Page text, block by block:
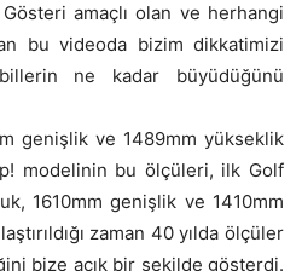
amaçlı olan ve herhangi
bu videoda bizim dikkatimizi
ne kadar büyüdüğünü
genişlik ve 1489mm yükseklik
modelinin bu ölçüleri, ilk Golf
1610mm genişlik ve 1410mm
zaman 40 yılda ölçüler
bize açık bir şekilde gösterdi.